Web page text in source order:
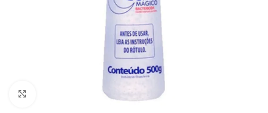
Clique para ampliar